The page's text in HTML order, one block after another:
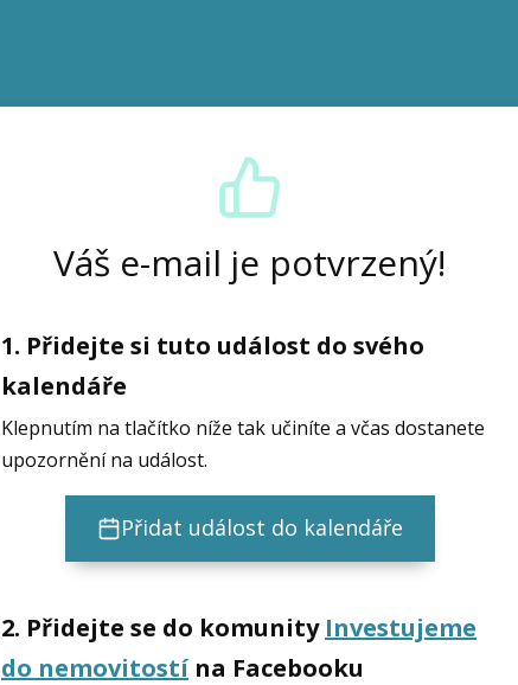
Váš e-mail je potvrzený!
1. Přidejte si tuto událost do svého
kalendáře
Klepnutím na tlačítko níže tak učiníte a včas dostanete
upozornění na událost.
Přidat událost do kalendáře
2. Přidejte se do komunity Investujeme
do nemovitostína Facebooku